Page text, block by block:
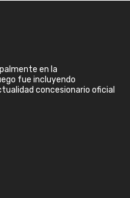
en la
fue incluyendo
concesionario oficial